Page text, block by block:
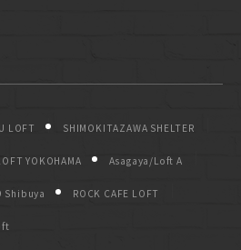
LOFT SHIMOKITAZAWA SHELTER
YOKOHAMA Asagaya/Loft A
Shibuya ROCK CAFE LOFT